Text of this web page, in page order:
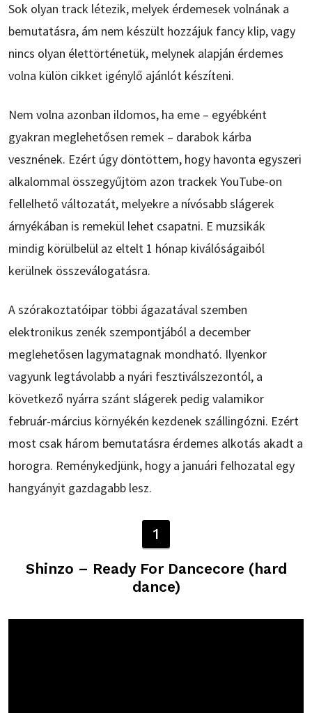
Sok olyan track létezik, melyek érdemesek volnának a
bemutatásra, ám nem készült hozzájuk fancy klip, vagy
nincs olyan élettörténetük, melynek alapján érdemes
volna külön cikket igénylő ajánlót készíteni.
Nem volna azonban ildomos, ha eme – egyébként
gyakran meglehetősen remek – darabok kárba
vesznének. Ezért úgy döntöttem, hogy havonta egyszeri
alkalommal összegyűjtöm azon trackek YouTube-on
fellelhető változatát, melyekre a nívósabb slágerek
árnyékában is remekül lehet csapatni. E muzsikák
mindig körülbelül az eltelt 1 hónap kiválóságaiból
kerülnek összeválogatásra.
A szórakoztatóipar többi ágazatával szemben
elektronikus zenék szempontjából a december
meglehetősen lagymatagnak mondható. Ilyenkor
vagyunk legtávolabb a nyári fesztiválszezontól, a
következő nyárra szánt slágerek pedig valamikor
február-március környékén kezdenek szállingózni. Ezért
most csak három bemutatásra érdemes alkotás akadt a
horogra. Reménykedjünk, hogy a januári felhozatal egy
hangyányit gazdagabb lesz.
1
Shinzo – Ready For Dancecore (hard
dance)